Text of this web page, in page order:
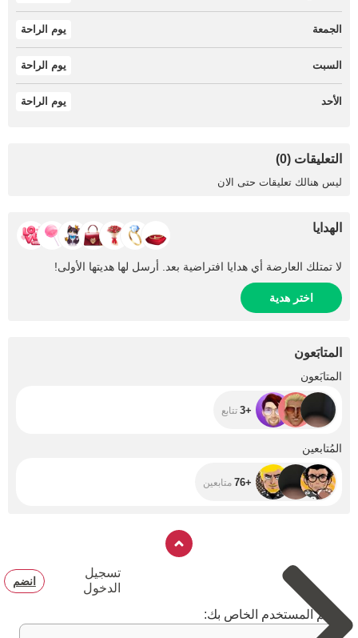
الجمعة يوم الراحة
السبت يوم الراحة
الأحد يوم الراحة
التعليقات (0)
ليس هنالك تعليقات حتى الان
الهدايا
لا تمتلك العارضة أي هدايا افتراضية بعد. أرسل لها هديتها الأولى!
اختر هدية
المتابَعون
المتابَعون
+3 تتابع
المُتابعين
+76 متابعين
تسجيل
الدخول
انضم
اسم المستخدم الخاص بك: